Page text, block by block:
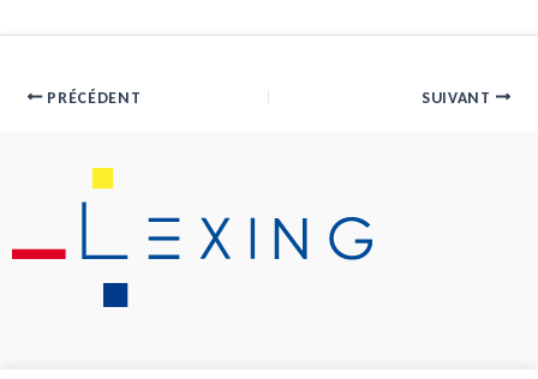
PRÉCÉDENT SUIVANT